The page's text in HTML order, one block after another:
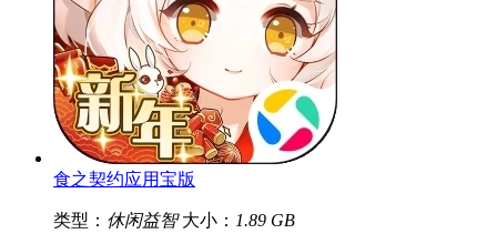
食之契约应用宝版
类型： 休闲益智 大小： 1.89 GB